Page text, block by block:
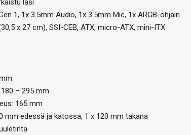
lasi
1, 1x 3.5mm Audio, 1x 3.5mm Mic, 1x ARGB-ohjain
x 27 cm), SSI-CEB, ATX, micro-ATX, mini-ITX
– 295 mm
165 mm
mm edessä ja katossa, 1 x 120 mm takana